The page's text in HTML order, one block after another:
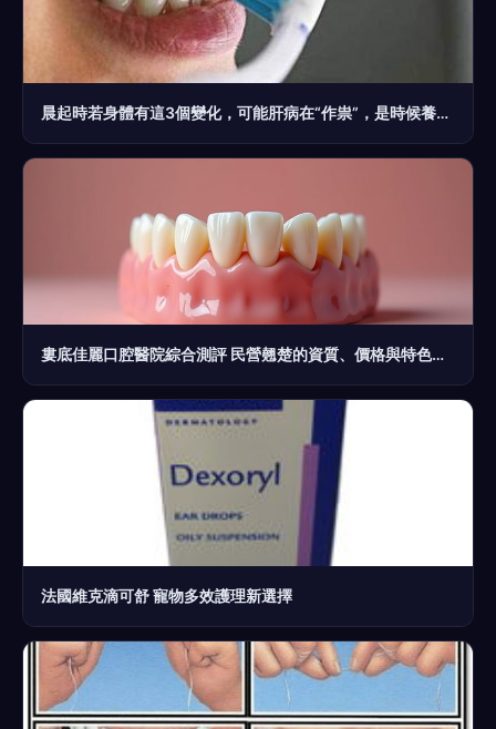
晨起時若身體有這3個變化，可能肝病在“作祟”，是時候養肝了
婁底佳麗口腔醫院綜合測評 民營翹楚的資質、價格與特色詳解
法國維克滴可舒 寵物多效護理新選擇